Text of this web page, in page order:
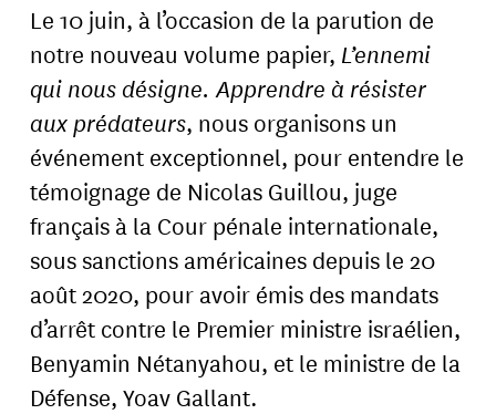
Le 10 juin, à l’occasion de la parution de
notre nouveau volume papier, L’ennemi
qui nous désigne. Apprendre à résister
aux prédateurs, nous organisons un
événement exceptionnel, pour entendre le
témoignage de Nicolas Guillou, juge
français à la Cour pénale internationale,
sous sanctions américaines depuis le 20
août 2020, pour avoir émis des mandats
d’arrêt contre le Premier ministre israélien,
Benyamin Nétanyahou, et le ministre de la
Défense, Yoav Gallant.